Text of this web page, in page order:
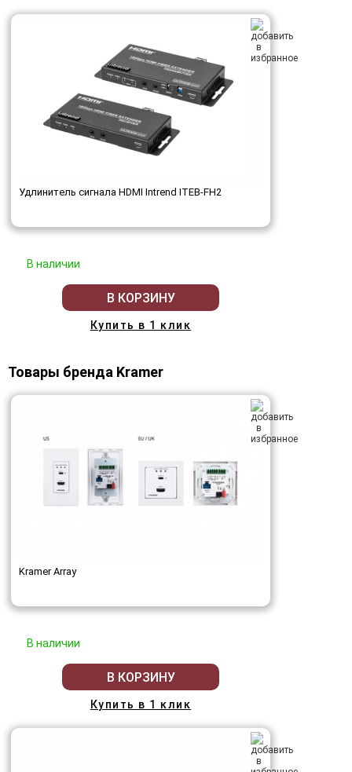
Удлинитель сигнала HDMI Intrend ITEB-FH2
В наличии
В КОРЗИНУ
Купить в 1 клик
Товары бренда Kramer
Kramer Array
В наличии
В КОРЗИНУ
Купить в 1 клик